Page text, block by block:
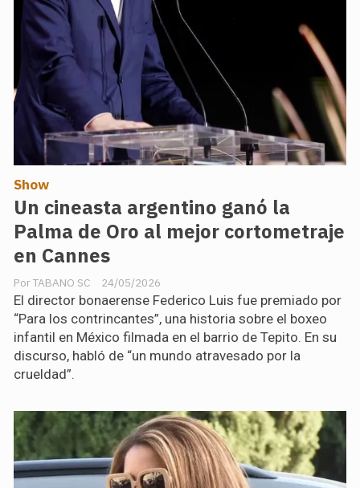
Un cineasta argentino ganó la
Palma de Oro al mejor cortometraje
en Cannes
TABANO SC
Show
24/05/2026
El director bonaerense Federico Luis fue premiado por
“Para los contrincantes”, una historia sobre el boxeo
infantil en México filmada en el barrio de Tepito. En su
discurso, habló de “un mundo atravesado por la
crueldad”.